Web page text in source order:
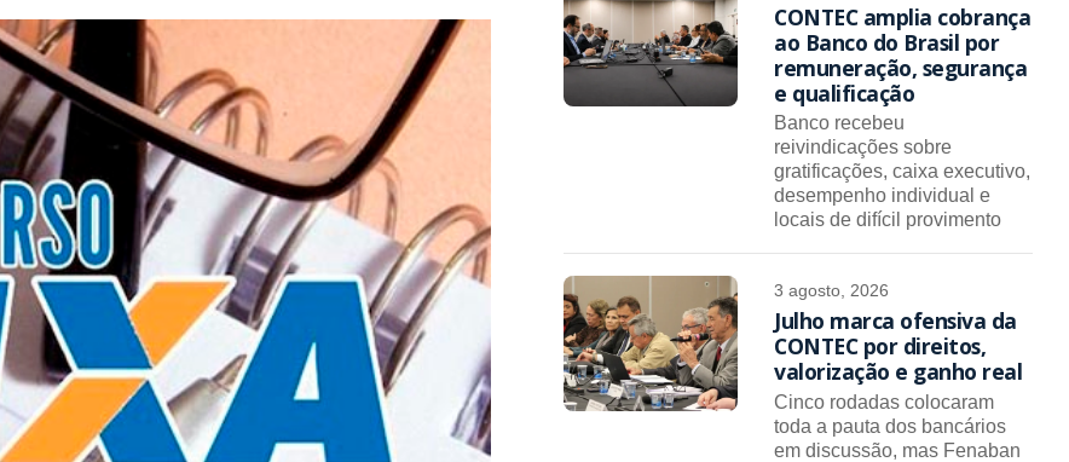
CONTEC amplia cobrança
ao Banco do Brasil por
remuneração, segurança
e qualificação
Banco recebeu
reivindicações sobre
gratificações, caixa executivo,
desempenho individual e
locais de difícil provimento
3 agosto, 2026
Julho marca ofensiva da
CONTEC por direitos,
valorização e ganho real
Cinco rodadas colocaram
toda a pauta dos bancários
em discussão, mas Fenaban